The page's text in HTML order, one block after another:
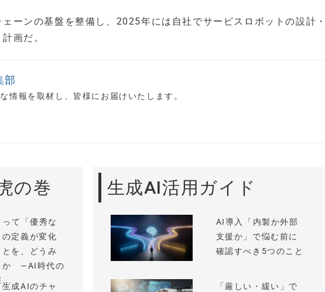
ーンの基盤を整備し、2025年には自社でサービスロボットの設計
画だ。
部
情報を取材し、皆様にお届けいたします。
の巻
て「優秀な
の定義が変化
とを、どうみ
か —AI時代の
...
成AIのチャ
生成AI活用ガイド
AI導入「内製か外部
支援か」で悩む前に
確認すべき5つのこと
「厳しい・緩い」で